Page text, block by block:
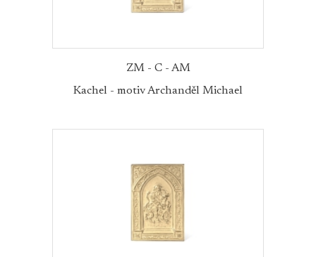
ZM - C - AM
Kachel - motiv Archanděl Michael